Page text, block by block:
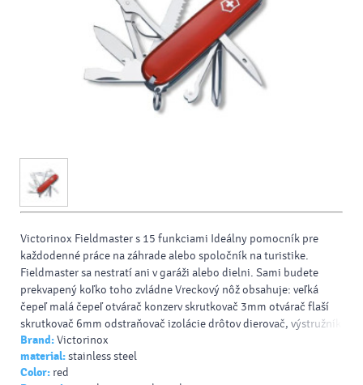
Victorinox Fieldmaster s 15 funkciami Ideálny pomocník pre
každodenné práce na záhrade alebo spoločník na turistike.
Fieldmaster sa nestratí ani v garáži alebo dielni. Sami budete
prekvapený koľko toho zvládne Vreckový nôž obsahuje: veľká
čepeľ malá čepeľ otvárač konzerv skrutkovač 3mm otvárač flaší
skrutkovač 6mm odstraňovač izolácie drôtov dierovač, výstružník
skrutkovač 1/2 nožnice pílka na drevo viacúčelový hák špáradlo
pinzeta krúžok na kľúče
Brand:Victorinox
material:stainless steel
Color: red